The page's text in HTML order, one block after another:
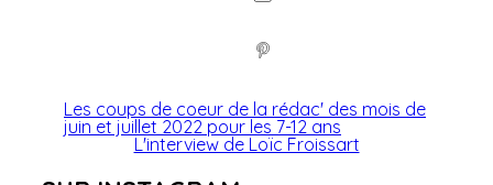
Les coups de coeur de la rédac' des mois de
juin et juillet 2022 pour les 7-12 ans
L'interview de Loïc Froissart